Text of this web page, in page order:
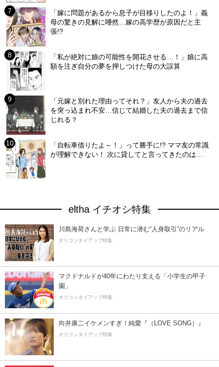
「嫁に問題があるから息子が目移りしたのよ！」義
母の驚きの見解に唖然…嫁の高学歴が原因だと主
張!?
「私が絶対に娘の可能性を開花させる…！」娘に高
額を注ぎ自分の夢を押しつけた母の大誤算
「元嫁と別れた理由ってそれ？」友人から夫の過去
を突っ込まれ不安…信じて結婚した夫の過去まで信
じれる？
「自転車借りたよ～！」って勝手に!? ママ友の常識
が理解できない！ 次に貸してと言ってきたのは…
eltha イチオシ特集
川島海荷さんと学ぶ 日常に潜む“人身取引”のリアル
オリコンタイアップ特集
マクドナルドが40年にわたり支える「小学生の甲子
園」
オリコンタイアップ特集
向井康二イケメンすぎ！純愛『（LOVE SONG）』
オリコンタイアップ特集